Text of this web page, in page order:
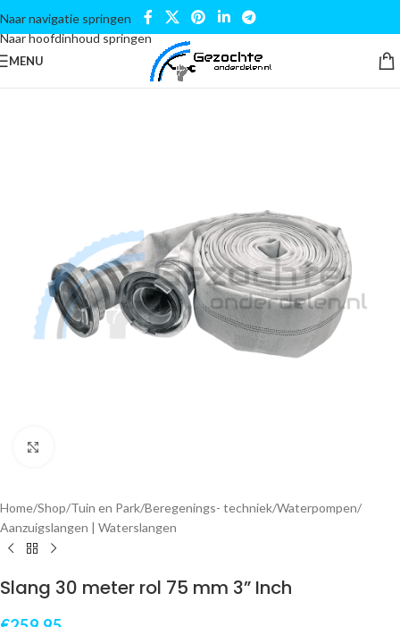
Naar navigatie springen
Naar hoofdinhoud springen
MENU
Home/Shop/Tuin en Park/Beregenings- techniek/Waterpompen/
Aanzuigslangen | Waterslangen
Slang 30 meter rol 75 mm 3” Inch